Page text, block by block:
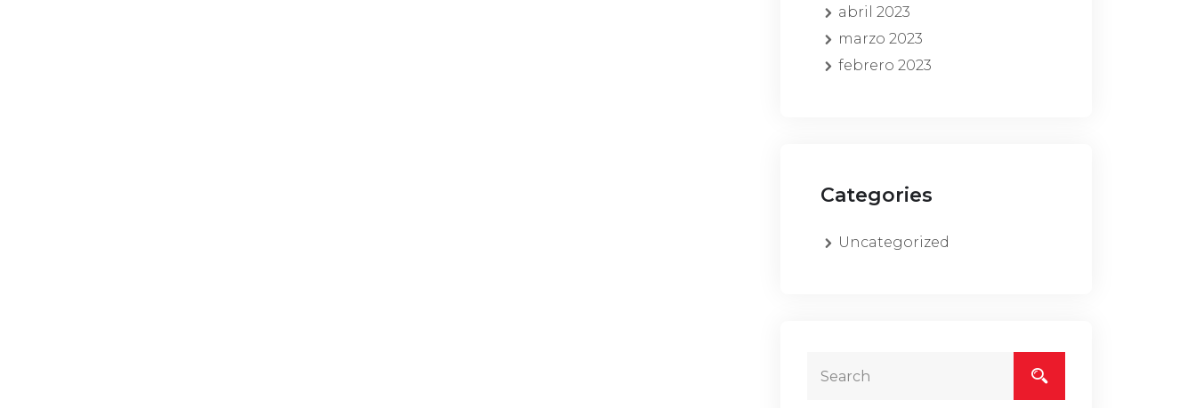
abril 2023
marzo 2023
febrero 2023
Categories
Uncategorized